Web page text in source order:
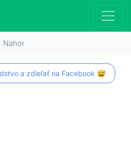
Nahor
a zdieľať na Facebook 😅